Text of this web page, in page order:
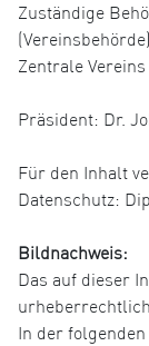
Zuständige
(Vereinsbehörde)
Zentrale
Präsident: Dr.
Für den Inhalt
Datenschutz:
Bildnachweis:
Das auf dieser
In der